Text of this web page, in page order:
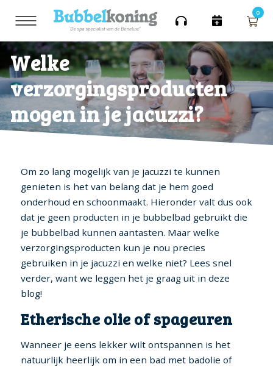
Hoofdmenu
Jacuzzi’s
Merken
Jacuzzi’s
Merken
Overzicht van alle
Bubbelkoning spa’s
Scherp geprijsd en de
volledige ervaring
Venice Spaline spa's
Modellen met een hele fijne
indeling
Fox spa’s
Meer wellness, minder
energie
Jacuzzi’s
Aantal personen
1 tot 3 persoons spa’s
We hebben diverse
4 tot 5 persoons spa’s
De meest verkochte
spabaden
6 tot 8 persoons spa’s
Wij hebben diverse grote
modellen spabaden
personen
Hoofdmenu
Toebehoren
Bekijk alles
Toebehoren
Ik ben op zoek naar
Accessoires
Aromatherapie
Hoofdkussens
Water Onderhoud
Jets & Jetpak ™
Hoofdmenu
Showrooms
Waalre
Alphen a/d Rijn
Zandhoven (BE)
Waregem (BE)
Genk (BE)
0
Welke
verzorgingsproducten
mogen in je jacuzzi?
Om zo lang mogelijk van je jacuzzi te kunnen
genieten is het van belang dat je hem goed
onderhoud en schoonmaakt. Hieronder valt dus ook
dat je geen producten in je bubbelbad gebruikt die
je bubbelbad kunnen aantasten. Maar welke
verzorgingsproducten kun je nou precies
gebruiken in je jacuzzi en welke niet? Lees snel
verder, want we leggen het je graag uit in deze
blog!
Etherische olie of spageuren
Wanneer je eens lekker wilt ontspannen is het
natuurlijk heerlijk om in een bad met badolie of